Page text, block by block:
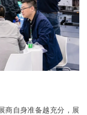
商自身准备越充分，展